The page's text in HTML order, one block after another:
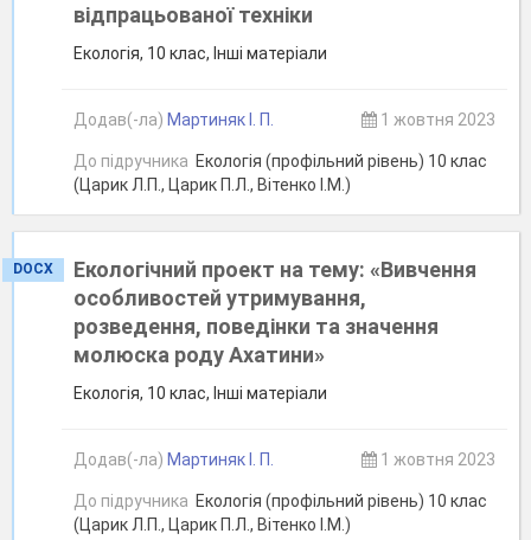
відпрацьованої техніки
Екологія, 10 клас, Інші матеріали
Додав(-ла) Мартиняк І. П. 1 жовтня 2023
До підручника Екологія (профільний рівень) 10 клас
(Царик Л.П., Царик П.Л., Вітенко І.М.)
DOCX
Екологічний проект на тему: «Вивчення
особливостей утримування,
розведення, поведінки та значення
молюска роду Ахатини»
Екологія, 10 клас, Інші матеріали
Додав(-ла) Мартиняк І. П. 1 жовтня 2023
До підручника Екологія (профільний рівень) 10 клас
(Царик Л.П., Царик П.Л., Вітенко І.М.)